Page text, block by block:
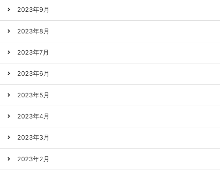
2023年9月
2023年8月
2023年7月
2023年6月
2023年5月
2023年4月
2023年3月
2023年2月